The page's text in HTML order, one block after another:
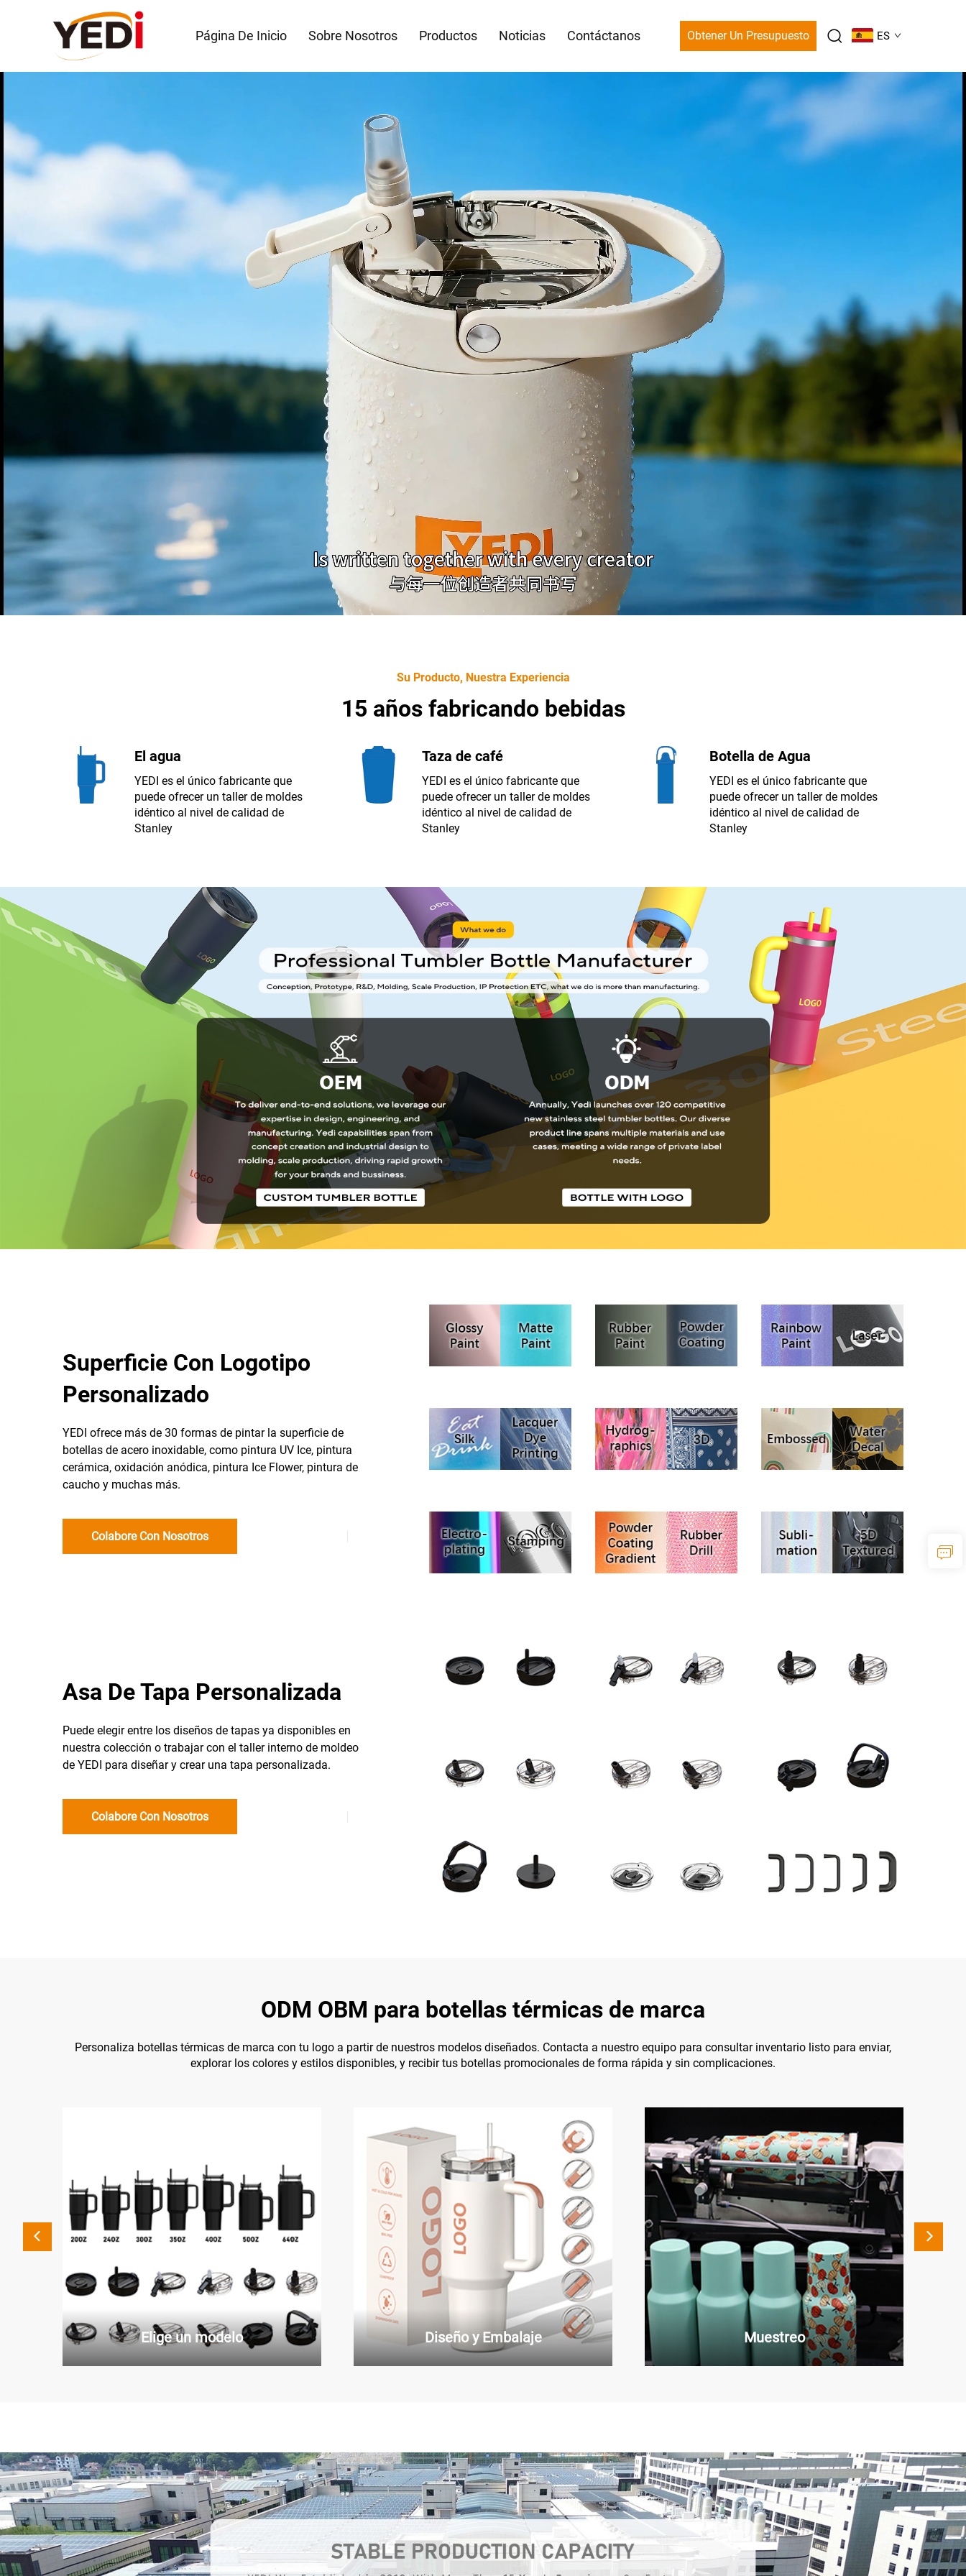
Página De Inicio Sobre Nosotros Productos Noticias Contáctanos Obtener Un Presupuesto ES
Su Producto, Nuestra Experiencia
15 años fabricando bebidas
El agua
YEDI es el único fabricante que
puede ofrecer un taller de moldes
idéntico al nivel de calidad de
Stanley
Taza de café
YEDI es el único fabricante que
puede ofrecer un taller de moldes
idéntico al nivel de calidad de
Stanley
Botella de Agua
YEDI es el único fabricante que
puede ofrecer un taller de moldes
idéntico al nivel de calidad de
Stanley
Superficie Con Logotipo
Personalizado
YEDI ofrece más de 30 formas de pintar la superficie de
botellas de acero inoxidable, como pintura UV Ice, pintura
cerámica, oxidación anódica, pintura Ice Flower, pintura de
caucho y muchas más.
Colabore Con Nosotros
Asa De Tapa Personalizada
Puede elegir entre los diseños de tapas ya disponibles en
nuestra colección o trabajar con el taller interno de moldeo
de YEDI para diseñar y crear una tapa personalizada.
Colabore Con Nosotros
ODM OBM para botellas térmicas de marca
Personaliza botellas térmicas de marca con tu logo a partir de nuestros modelos diseñados. Contacta a nuestro equipo para consultar inventario listo para enviar,
explorar los colores y estilos disponibles, y recibir tus botellas promocionales de forma rápida y sin complicaciones.
Elige un modelo Diseño y Embalaje Muestreo